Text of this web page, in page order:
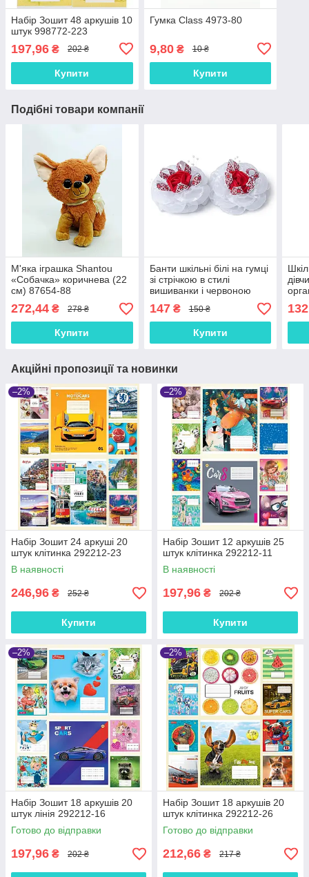
Набір Зошит 48 аркушів 10
штук 998772-223
197,96 ₴ 202 ₴
Купити
Гумка Class 4973-80
9,80₴ 10 ₴
Купити
Подібні товари компанії
М'яка іграшка Shantou
«Собачка» коричнева (22
см) 87654-88
272,44 ₴ 278 ₴
Купити
Банти шкільні білі на гумці
зі стрічкою в стилі
вишиванки і червоною
трояндою, 10 см, набір 2
шт — банти для дівчинки
до вишиванки
147₴ 150 ₴
Купити
шт,
Акційні пропозиції та новинки
–2%
Набір Зошит 24 аркуші 20
штук клітинка 292212-23
В наявності
246,96 ₴ 252 ₴
Купити
–2%
Набір Зошит 12 аркушів 25
штук клітинка 292212-11
В наявності
197,96 ₴ 202 ₴
Купити
–2%
Набір Зошит 18 аркушів 20
штук лінія 292212-16
Готово до відправки
197,96 ₴ 202 ₴
–2%
Набір Зошит 18 аркушів 20
штук клітинка 292212-26
Готово до відправки
212,66 ₴ 217 ₴